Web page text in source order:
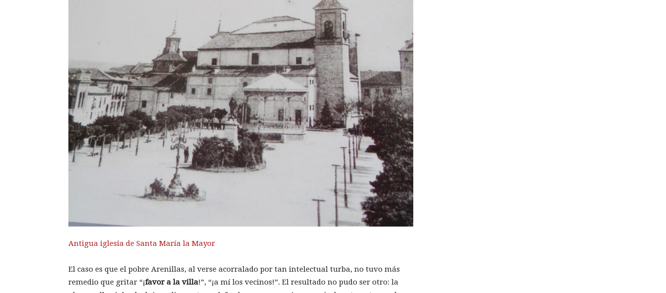
Antigua iglesia de Santa María la Mayor
El caso es que el pobre Arenillas, al verse acorralado por tan intelectual turba, no tuvo más
remedio que gritar “¡favor a la villa!”, “¡a mí los vecinos!”. El resultado no pudo ser otro: la